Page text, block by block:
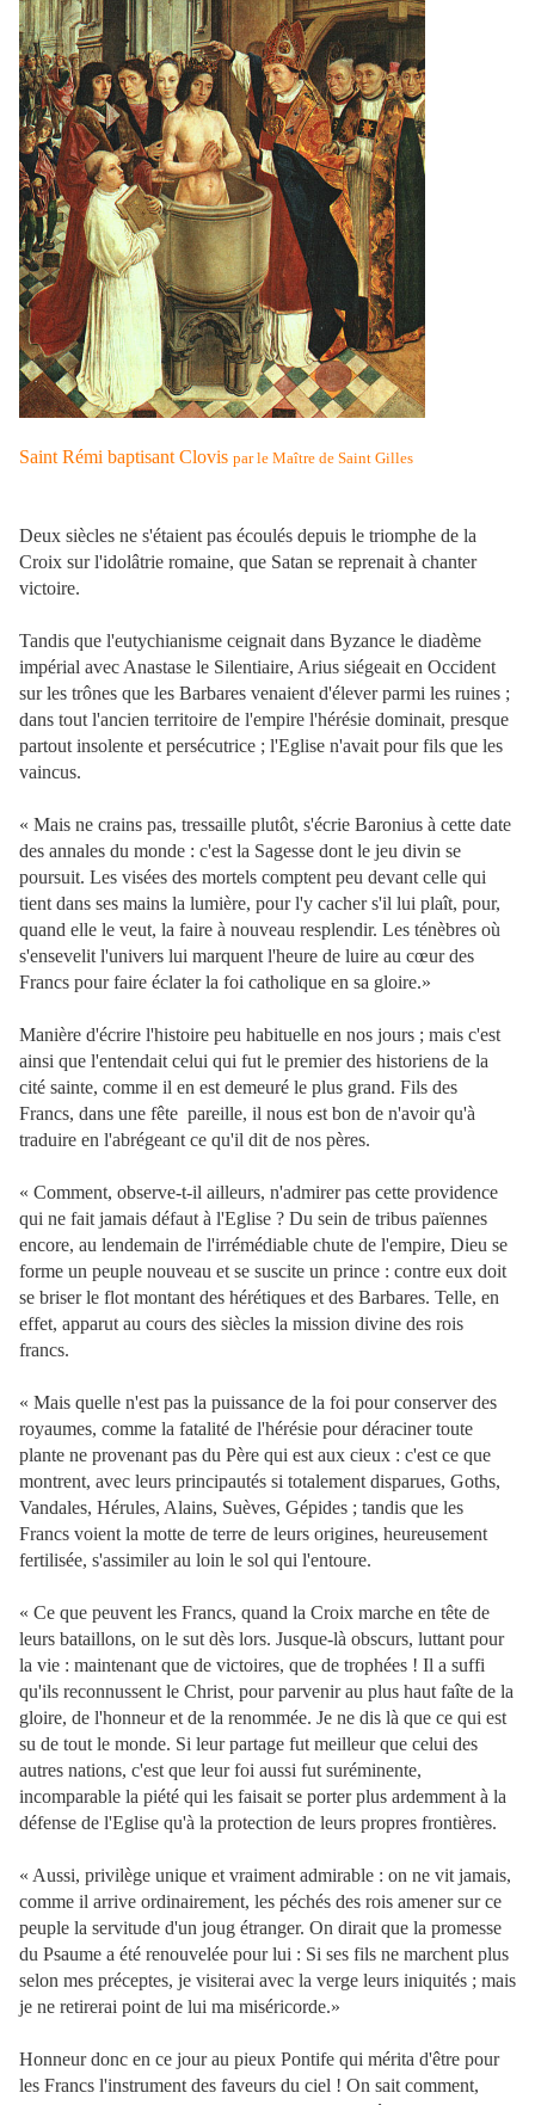
Saint Rémi baptisant Clovis par le Maître de Saint Gilles
Deux siècles ne s'étaient pas écoulés depuis le triomphe de la
Croix sur l'idolâtrie romaine, que Satan se reprenait à chanter
victoire.
Tandis que l'eutychianisme ceignait dans Byzance le diadème
impérial avec Anastase le Silentiaire, Arius siégeait en Occident
sur les trônes que les Barbares venaient d'élever parmi les ruines ;
dans tout l'ancien territoire de l'empire l'hérésie dominait, presque
partout insolente et persécutrice ; l'Eglise n'avait pour fils que les
vaincus.
« Mais ne crains pas, tressaille plutôt, s'écrie Baronius à cette date
des annales du monde : c'est la Sagesse dont le jeu divin se
poursuit. Les visées des mortels comptent peu devant celle qui
tient dans ses mains la lumière, pour l'y cacher s'il lui plaît, pour,
quand elle le veut, la faire à nouveau resplendir. Les ténèbres où
s'ensevelit l'univers lui marquent l'heure de luire au cœur des
Francs pour faire éclater la foi catholique en sa gloire.»
Manière d'écrire l'histoire peu habituelle en nos jours ; mais c'est
ainsi que l'entendait celui qui fut le premier des historiens de la
cité sainte, comme il en est demeuré le plus grand. Fils des
Francs, dans une fête pareille, il nous est bon de n'avoir qu'à
traduire en l'abrégeant ce qu'il dit de nos pères.
« Comment, observe-t-il ailleurs, n'admirer pas cette providence
qui ne fait jamais défaut à l'Eglise ? Du sein de tribus païennes
encore, au lendemain de l'irrémédiable chute de l'empire, Dieu se
forme un peuple nouveau et se suscite un prince : contre eux doit
se briser le flot montant des hérétiques et des Barbares. Telle, en
effet, apparut au cours des siècles la mission divine des rois
francs.
« Mais quelle n'est pas la puissance de la foi pour conserver des
royaumes, comme la fatalité de l'hérésie pour déraciner toute
plante ne provenant pas du Père qui est aux cieux : c'est ce que
montrent, avec leurs principautés si totalement disparues, Goths,
Vandales, Hérules, Alains, Suèves, Gépides ; tandis que les
Francs voient la motte de terre de leurs origines, heureusement
fertilisée, s'assimiler au loin le sol qui l'entoure.
« Ce que peuvent les Francs, quand la Croix marche en tête de
leurs bataillons, on le sut dès lors. Jusque-là obscurs, luttant pour
la vie : maintenant que de victoires, que de trophées ! Il a suffi
qu'ils reconnussent le Christ, pour parvenir au plus haut faîte de la
gloire, de l'honneur et de la renommée. Je ne dis là que ce qui est
su de tout le monde. Si leur partage fut meilleur que celui des
autres nations, c'est que leur foi aussi fut suréminente,
incomparable la piété qui les faisait se porter plus ardemment à la
défense de l'Eglise qu'à la protection de leurs propres frontières.
« Aussi, privilège unique et vraiment admirable : on ne vit jamais,
comme il arrive ordinairement, les péchés des rois amener sur ce
peuple la servitude d'un joug étranger. On dirait que la promesse
du Psaume a été renouvelée pour lui : Si ses fils ne marchent plus
selon mes préceptes, je visiterai avec la verge leurs iniquités ; mais
je ne retirerai point de lui ma miséricorde.»
Honneur donc en ce jour au pieux Pontife qui mérita d'être pour
les Francs l'instrument des faveurs du ciel ! On sait comment,